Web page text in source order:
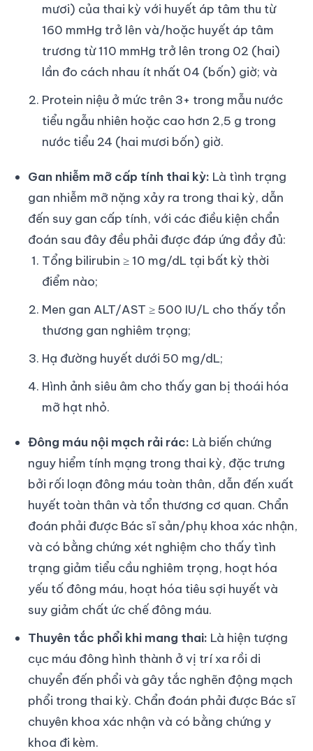
mươi) của thai kỳ với huyết áp tâm thu từ
160 mmHg trở lên và/hoặc huyết áp tâm
trương từ 110 mmHg trở lên trong 02 (hai)
lần đo cách nhau ít nhất 04 (bốn) giờ; và
Protein niệu ở mức trên 3+ trong mẫu nước
tiểu ngẫu nhiên hoặc cao hơn 2,5 g trong
nước tiểu 24 (hai mươi bốn) giờ.
Gan nhiễm mỡ cấp tính thai kỳ: Là tình trạng
gan nhiễm mỡ nặng xảy ra trong thai kỳ, dẫn
đến suy gan cấp tính, với các điều kiện chẩn
đoán sau đây đều phải được đáp ứng đầy đủ:
Tổng bilirubin ≥ 10 mg/dL tại bất kỳ thời
điểm nào;
Men gan ALT/AST ≥ 500 IU/L cho thấy tổn
thương gan nghiêm trọng;
Hạ đường huyết dưới 50 mg/dL;
Hình ảnh siêu âm cho thấy gan bị thoái hóa
mỡ hạt nhỏ.
Đông máu nội mạch rải rác: Là biến chứng
nguy hiểm tính mạng trong thai kỳ, đặc trưng
bởi rối loạn đông máu toàn thân, dẫn đến xuất
huyết toàn thân và tổn thương cơ quan. Chẩn
đoán phải được Bác sĩ sản/phụ khoa xác nhận,
và có bằng chứng xét nghiệm cho thấy tình
trạng giảm tiểu cầu nghiêm trọng, hoạt hóa
yếu tố đông máu, hoạt hóa tiêu sợi huyết và
suy giảm chất ức chế đông máu.
Thuyên tắc phổi khi mang thai: Là hiện tượng
cục máu đông hình thành ở vị trí xa rồi di
chuyển đến phổi và gây tắc nghẽn động mạch
phổi trong thai kỳ. Chẩn đoán phải được Bác sĩ
chuyên khoa xác nhận và có bằng chứng y
khoa đi kèm.